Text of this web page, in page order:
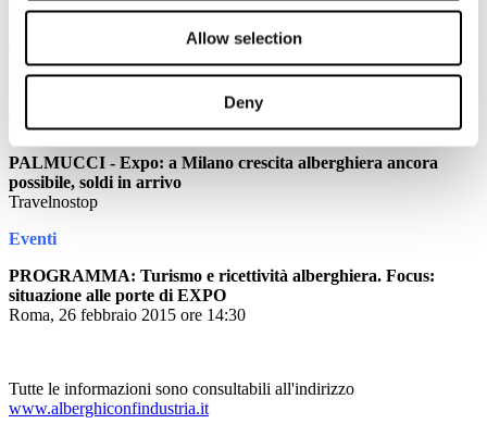
Allow selection
Deny
Debutta sul web il portale turistico di Palermo
TRAVEL QUOTIDIANO
PALMUCCI - Expo: a Milano crescita alberghiera ancora
possibile, soldi in arrivo
Travelnostop
Eventi
PROGRAMMA: Turismo e ricettività alberghiera. Focus:
situazione alle porte di EXPO
Roma, 26 febbraio 2015 ore 14:30
Tutte le informazioni sono consultabili all'indirizzo
www.alberghiconfindustria.it